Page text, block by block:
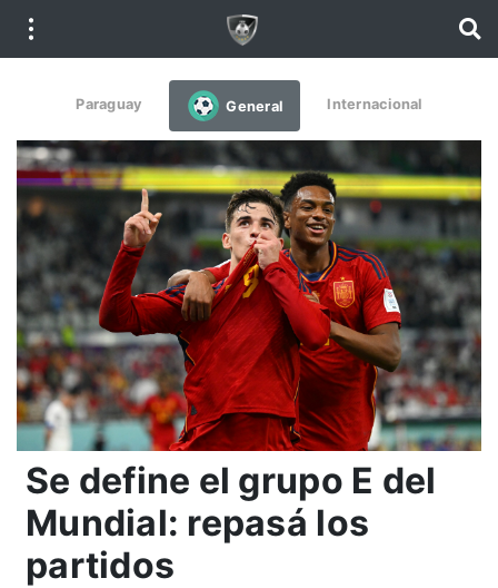
Paraguay General Internacional
Se define el grupo E del
Mundial: repasá los
partidos